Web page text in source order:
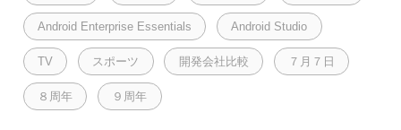
Android Enterprise Essentials Android Studio
TV スポーツ 開発会社比較 ７月７日
８周年 ９周年